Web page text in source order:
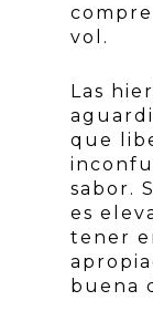
vol.
Las
que
sabor.
es
tener
buena